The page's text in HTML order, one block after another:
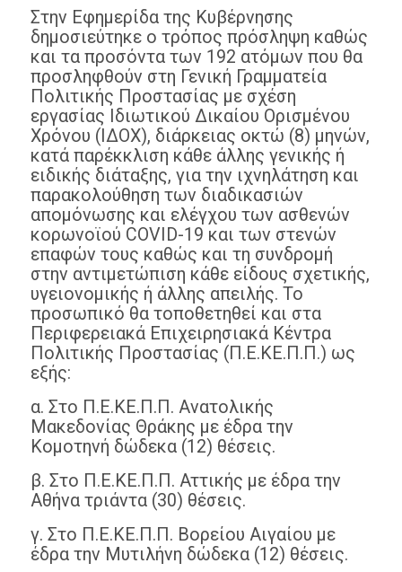
Στην Εφημερίδα της Κυβέρνησης
δημοσιεύτηκε ο τρόπος πρόσληψη καθώς
και τα προσόντα των 192 ατόμων που θα
προσληφθούν στη Γενική Γραμματεία
Πολιτικής Προστασίας με σχέση
εργασίας Ιδιωτικού Δικαίου Ορισμένου
Χρόνου (ΙΔΟΧ), διάρκειας οκτώ (8) μηνών,
κατά παρέκκλιση κάθε άλλης γενικής ή
ειδικής διάταξης, για την ιχνηλάτηση και
παρακολούθηση των διαδικασιών
απομόνωσης και ελέγχου των ασθενών
κορωνοϊού COVID-19 και των στενών
επαφών τους καθώς και τη συνδρομή
στην αντιμετώπιση κάθε είδους σχετικής,
υγειονομικής ή άλλης απειλής. Το
προσωπικό θα τοποθετηθεί και στα
Περιφερειακά Επιχειρησιακά Κέντρα
Πολιτικής Προστασίας (Π.Ε.ΚΕ.Π.Π.) ως
εξής:
α. Στο Π.Ε.ΚΕ.Π.Π. Ανατολικής
Μακεδονίας Θράκης με έδρα την
Κομοτηνή δώδεκα (12) θέσεις.
β. Στο Π.Ε.ΚΕ.Π.Π. Αττικής με έδρα την
Αθήνα τριάντα (30) θέσεις.
γ. Στο Π.Ε.ΚΕ.Π.Π. Βορείου Αιγαίου με
έδρα την Μυτιλήνη δώδεκα (12) θέσεις.